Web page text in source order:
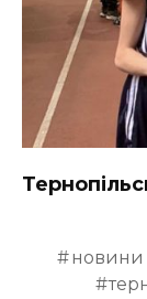
новини